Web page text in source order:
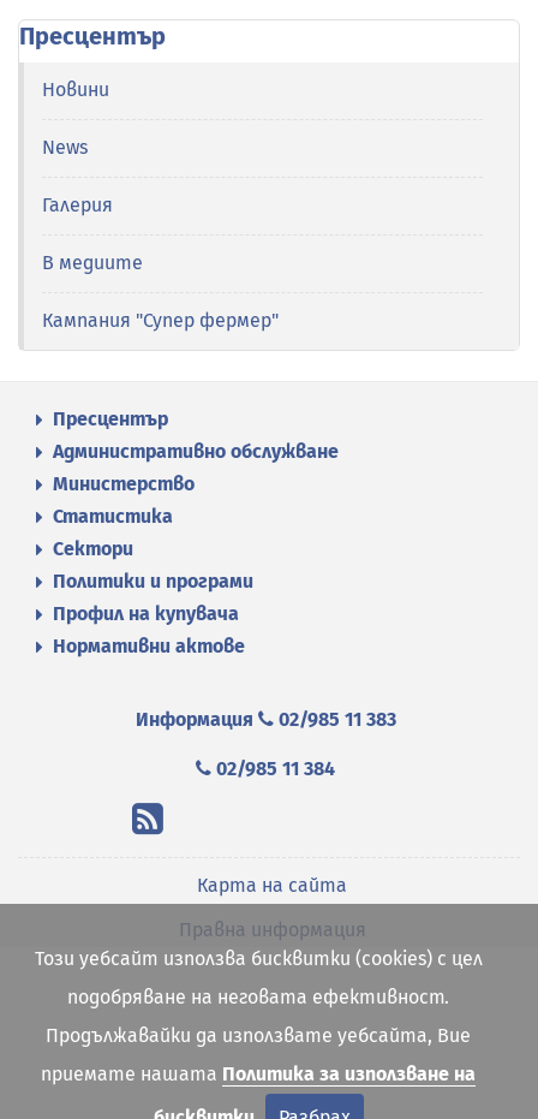
Пресцентър
Новини
News
Галерия
В медиите
Кампания "Супер фермер"
Пресцентър
Административно обслужване
Министерство
Статистика
Сектори
Политики и програми
Профил на купувача
Нормативни актове
Информация 02/985 11 383
02/985 11 384
Карта на сайта
Правна информация
Този уебсайт използва бисквитки (cookies) с цел
подобряване на неговата ефективност.
Продължавайки да използвате уебсайта, Вие
приемате нашата Политика за използване на